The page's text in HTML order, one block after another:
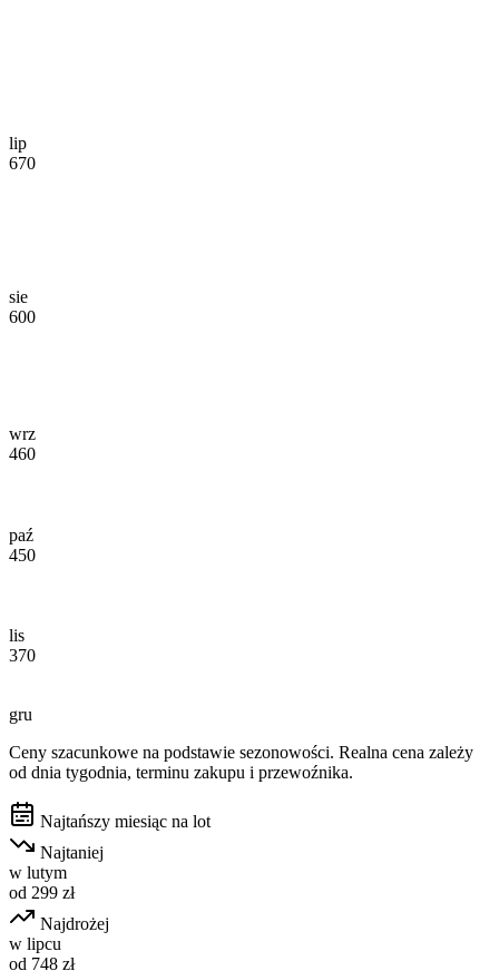
lip
670
sie
600
wrz
460
paź
450
lis
370
gru
Ceny szacunkowe na podstawie sezonowości. Realna cena zależy
od dnia tygodnia, terminu zakupu i przewoźnika.
Najtańszy miesiąc na lot
Najtaniej
w lutym
od 299 zł
Najdrożej
w lipcu
od 748 zł